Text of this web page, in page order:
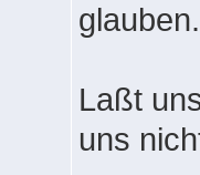
glauben.
Laßt
uns